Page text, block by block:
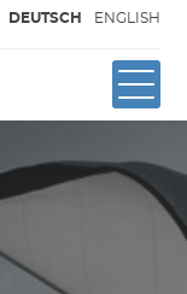
DEUTSCH ENGLISH